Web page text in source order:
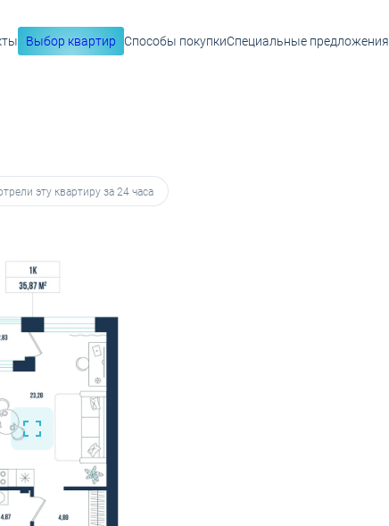
Выбор квартир Способы покупкиСпециальные предложения
эту квартиру за 24 часа